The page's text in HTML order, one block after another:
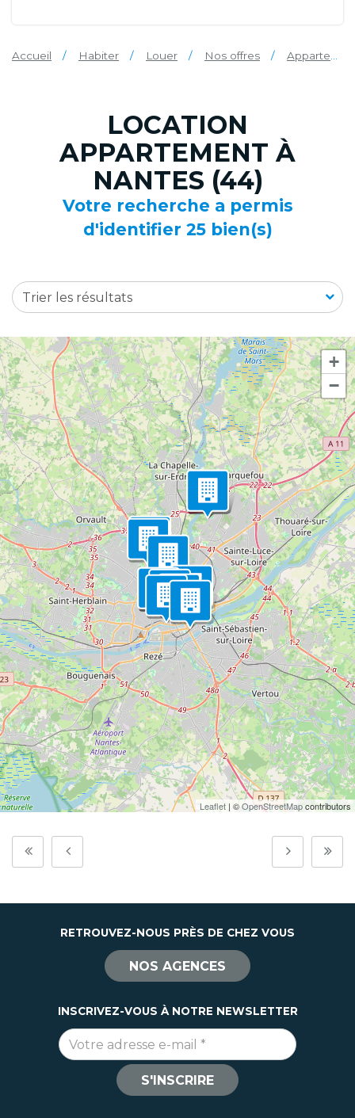
Accueil Habiter Louer Nos offres Appartement
LOCATION
APPARTEMENT À
NANTES (44)
Votre recherche a permis
d'identifier 25 bien(s)
Trier les résultats
+
−
Leaflet | ©OpenStreetMapcontributors
RETROUVEZ-NOUS PRÈS DE CHEZ VOUS
NOS AGENCES
INSCRIVEZ-VOUS À NOTRE NEWSLETTER
Adresse e-mail
S'INSCRIRE